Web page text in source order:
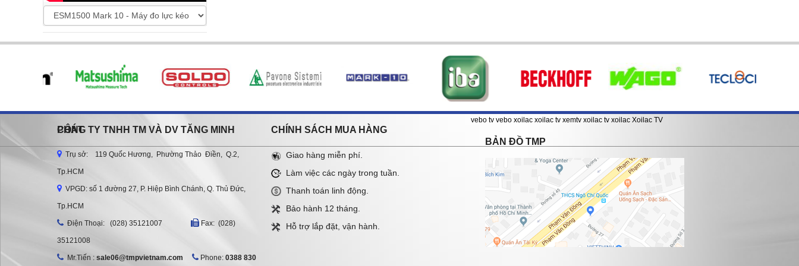
vebo tv vebo xoilac xoilac tv xemtv xoilac tv xoilac Xoilac TV
CÔNG TY TNHH TM VÀ DV TĂNG MINH PHÁT
Trụ sở: 119 Quốc Hương, Phường Thảo Điền, Q.2,
Tp.HCM
VPGD: số 1 đường 27, P. Hiệp Bình Chánh, Q. Thủ Đức,
Tp.HCM
Ðiện Thoại: (028) 35121007 Fax: (028)
35121008
Mr.Tiến : sale06@tmpvietnam.com Phone: 0388 830
CHÍNH SÁCH MUA HÀNG
Giao hàng miễn phí.
Làm việc các ngày trong tuần.
Thanh toán linh động.
Bảo hành 12 tháng.
Hỗ trợ lắp đặt, vận hành.
BẢN ĐỒ TMP